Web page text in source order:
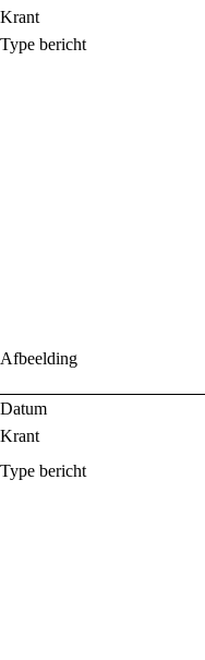
Krant
Type bericht
Afbeelding
Datum
Krant
Type bericht